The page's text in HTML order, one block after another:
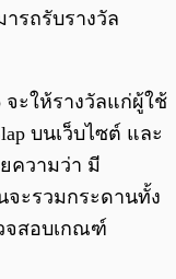
ารถรับรางวัล
จะให้รางวัลแก่ผู้ใช้
บนเว็บไซต์ และ
ความว่า มี
ะรวมกระดานทั้ง
จสอบเกณฑ์